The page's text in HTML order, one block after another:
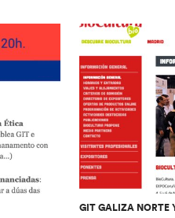
GIT GALIZA NORTE